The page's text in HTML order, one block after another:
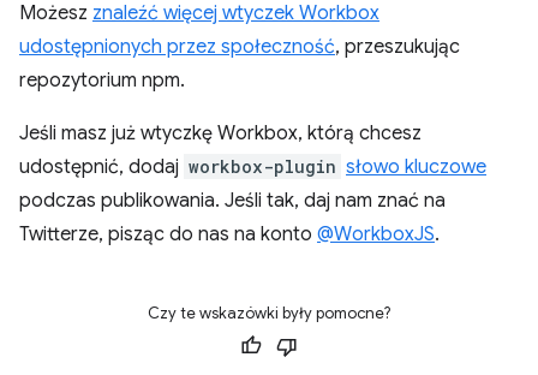
Możesz znaleźć więcej wtyczek Workbox
udostępnionych przez społeczność, przeszukując
repozytorium npm.
Jeśli masz już wtyczkę Workbox, którą chcesz
udostępnić, dodaj workbox-plugin słowo kluczowe
podczas publikowania. Jeśli tak, daj nam znać na
Twitterze, pisząc do nas na konto @WorkboxJS.
Czy te wskazówki były pomocne?